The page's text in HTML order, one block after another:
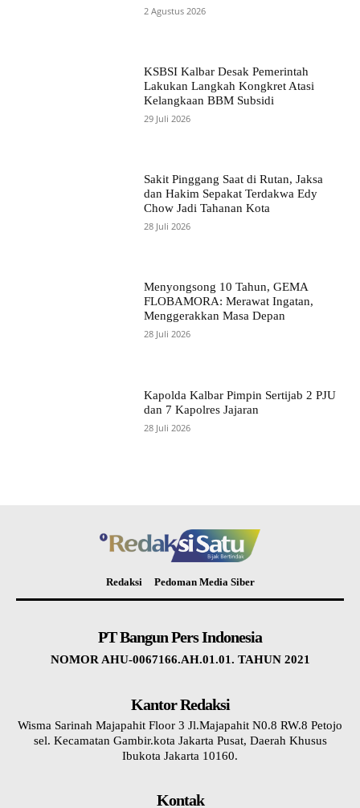
2 Agustus 2026
KSBSI Kalbar Desak Pemerintah
Lakukan Langkah Kongkret Atasi
Kelangkaan BBM Subsidi
29 Juli 2026
Sakit Pinggang Saat di Rutan, Jaksa
dan Hakim Sepakat Terdakwa Edy
Chow Jadi Tahanan Kota
28 Juli 2026
Menyongsong 10 Tahun, GEMA
FLOBAMORA: Merawat Ingatan,
Menggerakkan Masa Depan
28 Juli 2026
Kapolda Kalbar Pimpin Sertijab 2 PJU
dan 7 Kapolres Jajaran
28 Juli 2026
Redaksi Pedoman Media Siber
PT Bangun Pers Indonesia
NOMOR AHU-0067166.AH.01.01. TAHUN 2021
Kantor Redaksi
Wisma Sarinah Majapahit Floor 3 Jl.Majapahit N0.8 RW.8 Petojo
sel. Kecamatan Gambir.kota Jakarta Pusat, Daerah Khusus
Ibukota Jakarta 10160.
Kontak